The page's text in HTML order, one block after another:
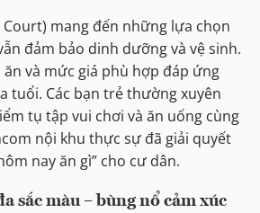
mang đến những lựa chọn
đảm bảo dinh dưỡng và vệ sinh.
ăn và mức giá phù hợp đáp ứng
tuổi. Các bạn trẻ thường xuyên
tụ tập vui chơi và ăn uống cùng
nội khu thực sự đã giải quyết
nay ăn gì” cho cư dân.
sắc màu – bùng nổ cảm xúc